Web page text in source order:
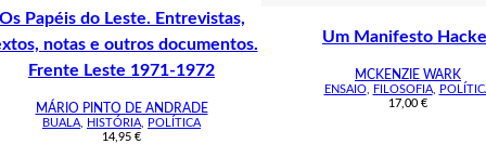
Papéis do Leste. Entrevistas,
notas e outros documentos.
Frente Leste 1971-1972
MÁRIO PINTO DE ANDRADE
BUALA HISTÓRIA
POLÍTICA
14,95 €
Um Manifesto
MCKENZIE WARK
ENSAIO, FILOSOFIA,
17,00 €